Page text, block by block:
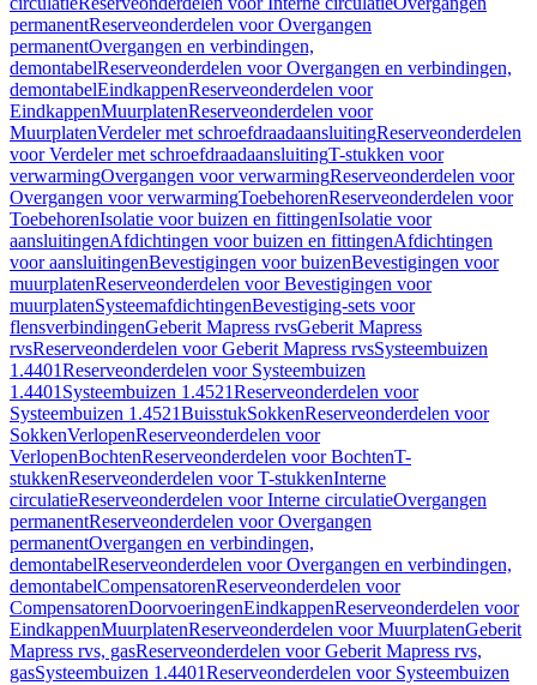
permanentReserveonderdelen voor Overgangen
permanentOvergangen en verbindingen,
demontabelReserveonderdelen voor Overgangen en verbindingen,
demontabelEindkappenReserveonderdelen voor
EindkappenMuurplatenReserveonderdelen voor
MuurplatenVerdeler met schroefdraadaansluitingReserveonderdelen
voor Verdeler met schroefdraadaansluitingT-stukken voor
verwarmingOvergangen voor verwarmingReserveonderdelen voor
Overgangen voor verwarmingToebehorenReserveonderdelen voor
ToebehorenIsolatie voor buizen en fittingenIsolatie voor
aansluitingenAfdichtingen voor buizen en fittingenAfdichtingen
voor aansluitingenBevestigingen voor buizenBevestigingen voor
muurplatenReserveonderdelen voor Bevestigingen voor
muurplatenSysteemafdichtingenBevestiging-sets voor
flensverbindingenGeberit Mapress rvsGeberit Mapress
rvsReserveonderdelen voor Geberit Mapress rvsSysteembuizen
1.4401Reserveonderdelen voor Systeembuizen
1.4401 Systeembuizen 1.4521Reserveonderdelen voor
Systeembuizen 1.4521BuisstukSokkenReserveonderdelen voor
SokkenVerlopenReserveonderdelen voor
VerlopenBochtenReserveonderdelen voor BochtenT-
stukkenReserveonderdelen voor T-stukkenInterne
circulatieReserveonderdelen voor Interne circulatieOvergangen
permanentReserveonderdelen voor Overgangen
permanentOvergangen en verbindingen,
demontabelReserveonderdelen voor Overgangen en verbindingen,
demontabelCompensatorenReserveonderdelen voor
CompensatorenDoorvoeringenEindkappenReserveonderdelen voor
EindkappenMuurplatenReserveonderdelen voor MuurplatenGeberit
Mapress rvs, gasReserveonderdelen voor Geberit Mapress rvs,
gasSysteembuizen 1.4401Reserveonderdelen voor Systeembuizen